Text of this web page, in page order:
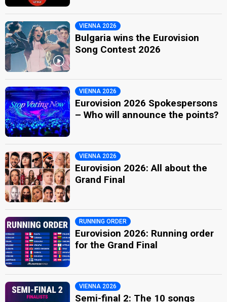
VIENNA 2026
Bulgaria wins the Eurovision
Song Contest 2026
VIENNA 2026
Eurovision 2026 Spokespersons
– Who will announce the points?
VIENNA 2026
Eurovision 2026: All about the
Grand Final
RUNNING ORDER
Eurovision 2026: Running order
for the Grand Final
VIENNA 2026
Semi-final 2: The 10 songs